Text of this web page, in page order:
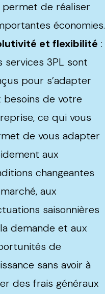
de réaliser
économies.
et flexibilité :
services 3PL sont
pour s’adapter
besoins de votre
ce qui vous
de vous adapter
aux
changeantes
aux
saisonnières
demande et aux
de
sans avoir à
des frais généraux